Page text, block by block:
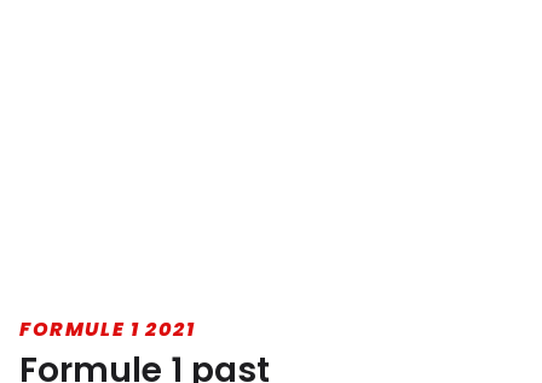
FORMULE 1 2021
Formule 1 past